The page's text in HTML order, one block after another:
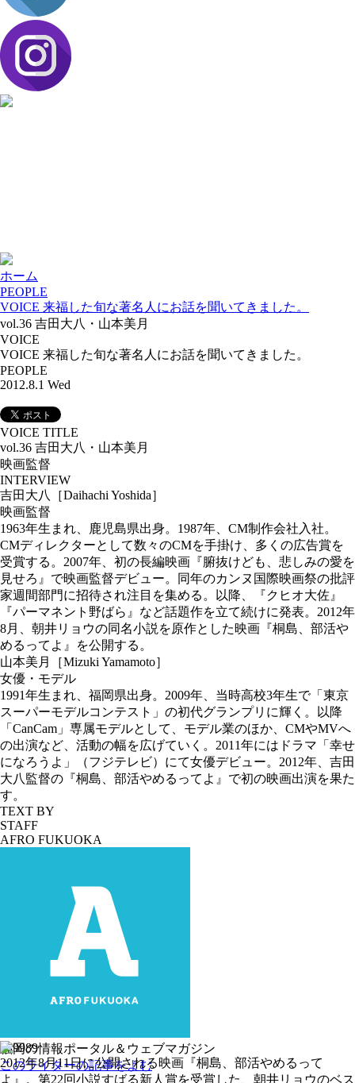
ホーム
PEOPLE
VOICE 来福した旬な著名人にお話を聞いてきました。
vol.36 吉田大八・山本美月
VOICE
VOICE 来福した旬な著名人にお話を聞いてきました。
PEOPLE
2012.8.1 Wed
VOICE TITLE
vol.36 吉田大八・山本美月
映画監督
INTERVIEW
吉田大八［Daihachi Yoshida］
映画監督
1963年生まれ、鹿児島県出身。1987年、CM制作会社入社。
CMディレクターとして数々のCMを手掛け、多くの広告賞を
受賞する。2007年、初の長編映画『腑抜けども、悲しみの愛を
見せろ』で映画監督デビュー。同年のカンヌ国際映画祭の批評
家週間部門に招待され注目を集める。以降、『クヒオ大佐』
『パーマネント野ばら』など話題作を立て続けに発表。2012年
8月、朝井リョウの同名小説を原作とした映画『桐島、部活や
めるってよ』を公開する。
山本美月［Mizuki Yamamoto］
女優・モデル
1991年生まれ、福岡県出身。2009年、当時高校3年生で「東京
スーパーモデルコンテスト」の初代グランプリに輝く。以降
「CanCam」専属モデルとして、モデル業のほか、CMやMVへ
の出演など、活動の幅を広げていく。2011年にはドラマ「幸せ
になろうよ」（フジテレビ）にて女優デビュー。2012年、吉田
大八監督の『桐島、部活やめるってよ』で初の映画出演を果た
す。
TEXT BY
STAFF
AFRO FUKUOKA
福岡の情報ポータル＆ウェブマガジン
このライターの記事をよむ
2012年8月11日に公開される映画『桐島、部活やめるって
よ』。第22回小説すばる新人賞を受賞した、朝井リョウのベス